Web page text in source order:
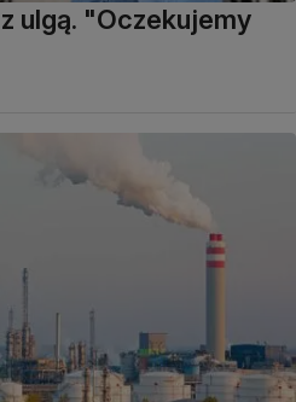
ulgą. "Oczekujemy